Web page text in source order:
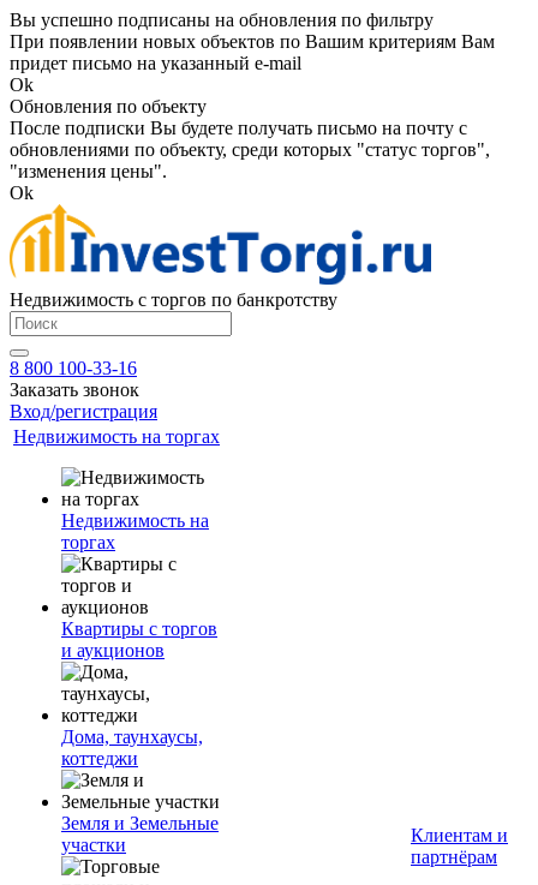
Вы успешно подписаны на обновления по фильтру
При появлении новых объектов по Вашим критериям Вам
придет письмо на указанный e-mail
Ok
Обновления по объекту
После подписки Вы будете получать письмо на почту с
обновлениями по объекту, среди которых "статус торгов",
"изменения цены".
Ok
Недвижимость с торгов по банкротству
8 800 100-33-16
Заказать звонок
Вход/регистрация
Недвижимость на торгах
Недвижимость на
торгах
Квартиры с торгов
и аукционов
Дома, таунхаусы,
коттеджи
Земля и Земельные
участки
Клиентам и
партнёрам